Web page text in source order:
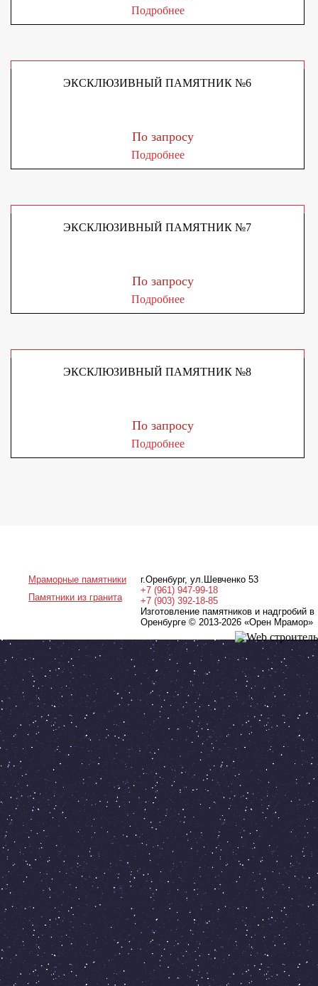
Подробнее
ЭКСКЛЮЗИВНЫЙ ПАМЯТНИК №6
По запросу
Подробнее
ЭКСКЛЮЗИВНЫЙ ПАМЯТНИК №7
По запросу
Подробнее
ЭКСКЛЮЗИВНЫЙ ПАМЯТНИК №8
По запросу
Подробнее
Мраморные памятники
Памятники из гранита
г.Оренбург, ул.Шевченко 53
+7 (961) 947-99-18
+7 (903) 392-18-85
Изготовление памятников и надгробий в
Оренбурге © 2013-2026 «Орен Мрамор»